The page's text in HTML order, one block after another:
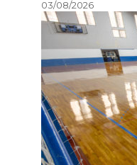
03/08/2026